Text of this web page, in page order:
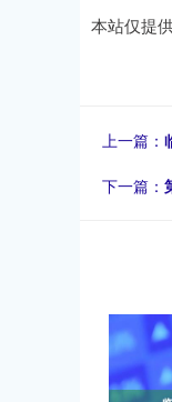
本站仅提
上一篇：
下一篇：